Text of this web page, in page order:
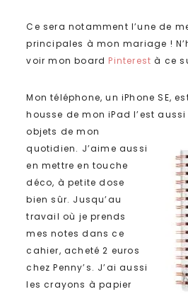
Ce sera notamment l’une de
principales à mon mariage !
voir mon board Pinterest à ce
Mon téléphone, un iPhone SE,
housse de mon iPad l’est
objets de mon
quotidien. J’aime aussi
en mettre en touche
déco, à petite dose
bien sûr. Jusqu’au
travail où je prends
mes notes dans ce
cahier, acheté 2 euros
chez Penny’s. J’ai aussi
les crayons à papier